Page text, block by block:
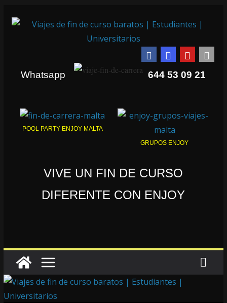
Whatsapp 644 53 09 21
POOL PARTY ENJOY MALTA
GRUPOS ENJOY
VIVE UN FIN DE CURSO
DIFERENTE CON ENJOY